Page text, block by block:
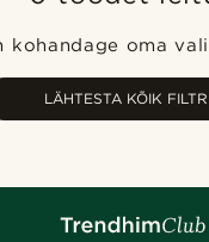
kohandage oma
LÄHTESTA KÕIK